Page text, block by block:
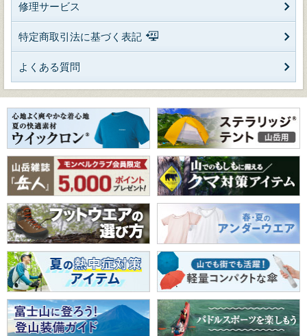
修理サービス
特定商取引法に基づく表記
よくある質問